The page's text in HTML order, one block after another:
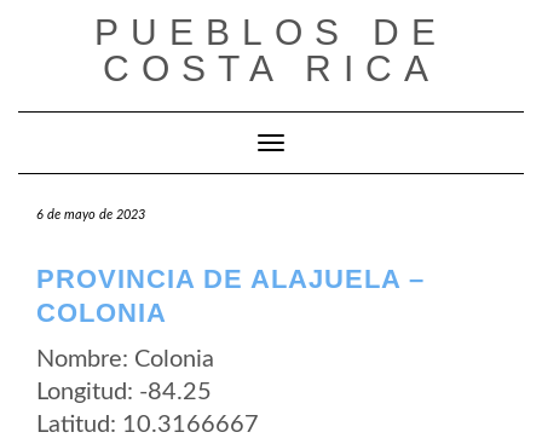
PUEBLOS DE
COSTA RICA
Cambiar modo de navegación
6 de mayo de 2023
PROVINCIA DE ALAJUELA –
COLONIA
Nombre: Colonia
Longitud: -84.25
Latitud: 10.3166667